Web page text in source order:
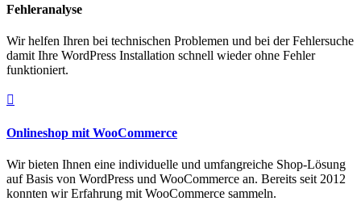
Fehleranalyse
Wir helfen Ihren bei technischen Problemen und bei der Fehlersuche
damit Ihre WordPress Installation schnell wieder ohne Fehler
funktioniert.

Onlineshop mit WooCommerce
Wir bieten Ihnen eine individuelle und umfangreiche Shop-Lösung
auf Basis von WordPress und WooCommerce an. Bereits seit 2012
konnten wir Erfahrung mit WooCommerce sammeln.